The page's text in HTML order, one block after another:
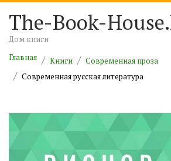
The-Book-
Дом книги
Главная
Книги
Современная проза
Современная русская литература